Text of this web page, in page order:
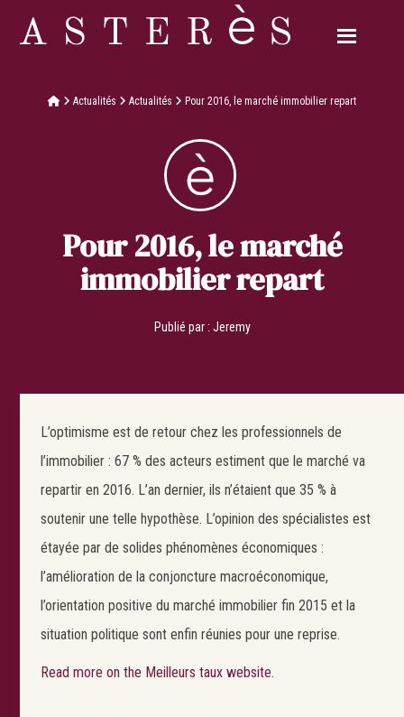
Actualités Actualités Pour 2016, le marché immobilier repart
Pour 2016, le marché
immobilier repart
Publié par : Jeremy
L’optimisme est de retour chez les professionnels de
l’immobilier : 67 % des acteurs estiment que le marché va
repartir en 2016. L’an dernier, ils n’étaient que 35 % à
soutenir une telle hypothèse. L’opinion des spécialistes est
étayée par de solides phénomènes économiques :
l’amélioration de la conjoncture macroéconomique,
l’orientation positive du marché immobilier fin 2015 et la
situation politique sont enfin réunies pour une reprise.
Read more on the Meilleurs taux website.